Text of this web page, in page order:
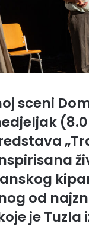
sceni
od
je Tuzla